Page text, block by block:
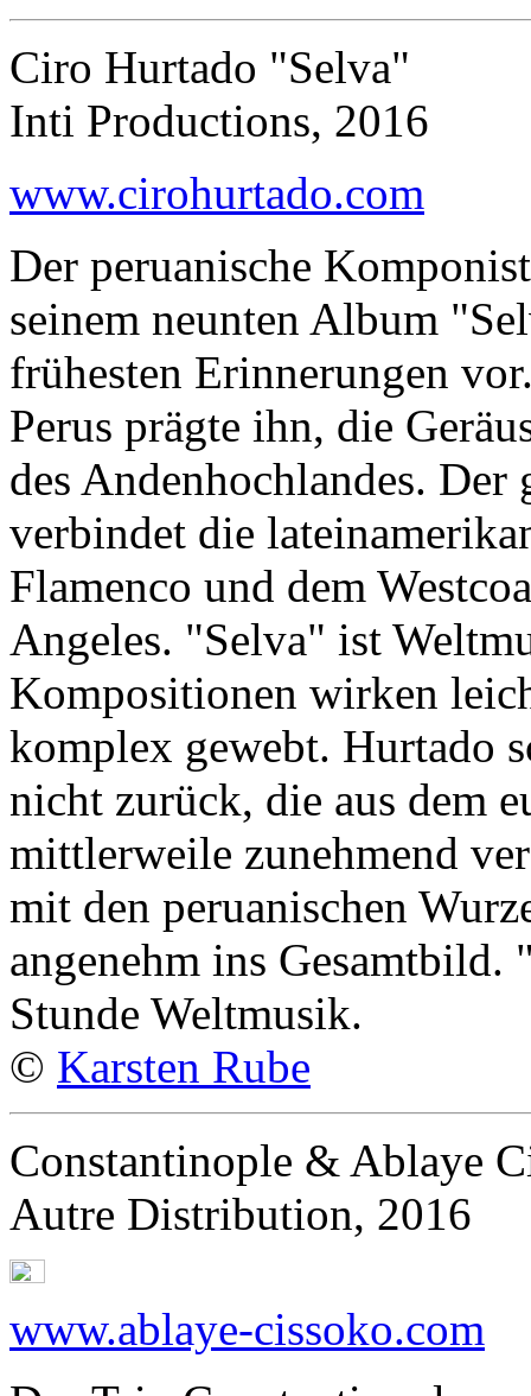
Ciro Hurtado "Selva"
Inti Productions, 2016
www.cirohurtado.com
Der peruanische
seinem neunten Album
frühesten Erinnerungen
Perus prägte ihn, die
des Andenhochlandes.
verbindet die
Flamenco und dem
Angeles. "Selva" ist
Kompositionen wirken
komplex gewebt. Hurtado
nicht zurück, die aus dem
mittlerweile zunehmend
mit den peruanischen
angenehm ins Gesamtbild.
Stunde Weltmusik.
© Karsten Rube
Constantinople & Ablaye
Autre Distribution, 2016
www.ablaye-cissoko.com